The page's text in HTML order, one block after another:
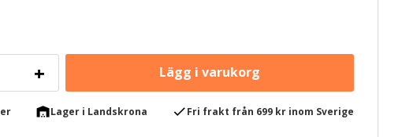
+
warehouseLager i Landskrona checkFri frakt från 699 kr inom Sverige